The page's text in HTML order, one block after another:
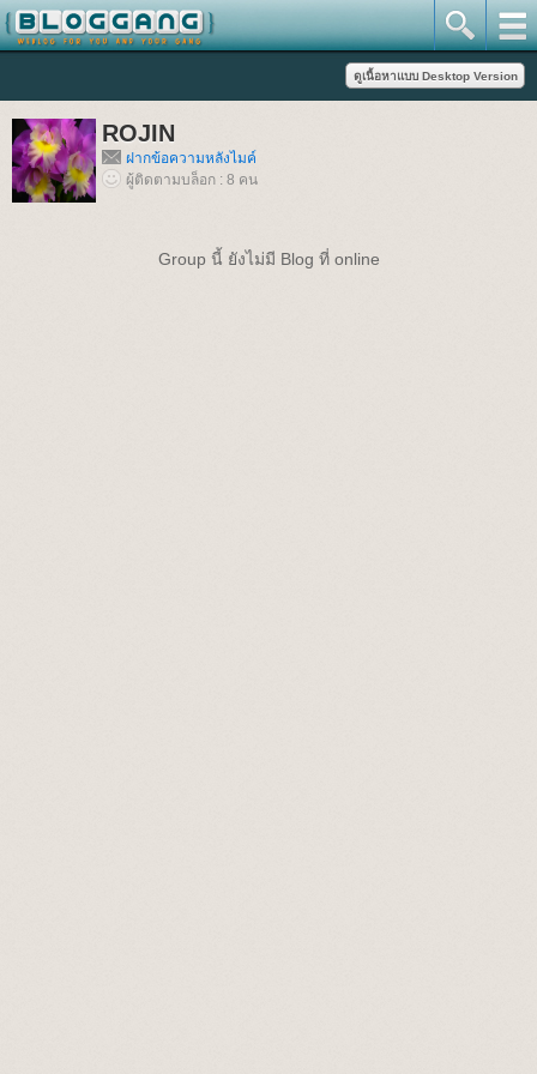
ROJIN
ฝากข้อความหลังไมค์
ผู้ติดตามบล็อก : 8 คน
Group นี้ ยังไม่มี Blog ที่ online